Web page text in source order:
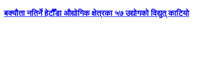
बक्यौता नतिर्ने हेटौँडा औद्योगिक क्षेत्रका ५७ उद्योगको विद्युत् काटियो